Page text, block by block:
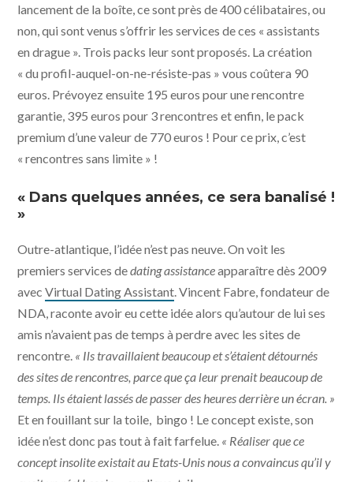
lancement de la boîte, ce sont près de 400 célibataires, ou
non, qui sont venus s’offrir les services de ces « assistants
en drague ». Trois packs leur sont proposés. La création
« du profil-auquel-on-ne-résiste-pas » vous coûtera 90
euros. Prévoyez ensuite 195 euros pour une rencontre
garantie, 395 euros pour 3 rencontres et enfin, le pack
premium d’une valeur de 770 euros ! Pour ce prix, c’est
« rencontres sans limite » !
« Dans quelques années, ce sera banalisé !
»
Outre-atlantique, l’idée n’est pas neuve. On voit les
premiers services dedating assistanceapparaître dès 2009
avecVirtual Dating Assistant . Vincent Fabre, fondateur de
NDA, raconte avoir eu cette idée alors qu’autour de lui ses
amis n’avaient pas de temps à perdre avec les sites de
rencontre. « Ils travaillaient beaucoup et s’étaient détournés
des sites de rencontres, parce que ça leur prenait beaucoup de
temps. Ils étaient lassés de passer des heures derrière un écran. »
Et en fouillant sur la toile, bingo ! Le concept existe, son
idée n’est donc pas tout à fait farfelue. « Réaliser que ce
concept insolite existait au Etats-Unis nous a convaincus qu’il y